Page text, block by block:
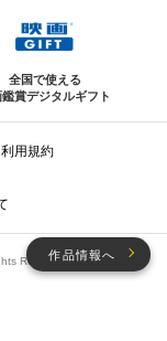
作品情報へ
全国で使える
賞デジタルギフト
利用規約
Reserved.